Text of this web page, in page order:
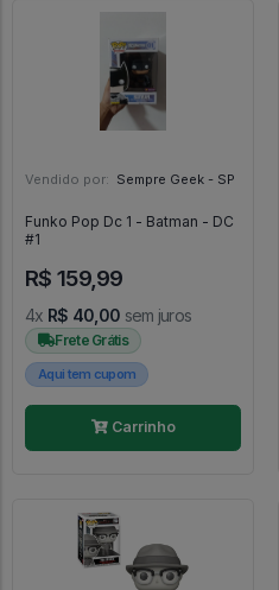
Vendido por: Sempre Geek - SP
Funko Pop Dc 1 - Batman - DC
#1
R$ 159,99
4x R$ 40,00 sem juros
Frete Grátis
Aqui tem cupom
Carrinho